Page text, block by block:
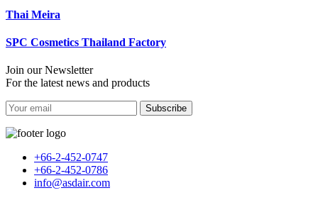
Thai Meira
SPC Cosmetics Thailand Factory
Join our Newsletter
For the latest news and products
Subscribe
+66-2-452-0747
+66-2-452-0786
info@asdair.com